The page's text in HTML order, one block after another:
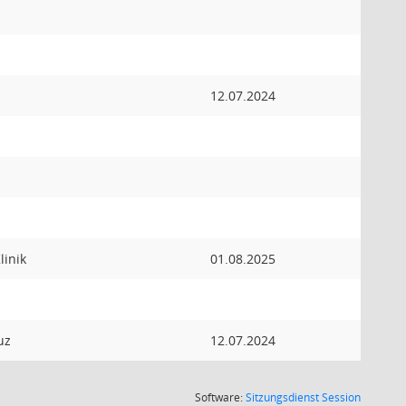
12.07.2024
01.08.2025
12.07.2024
Software:SitzungsdienstSession(Wird in